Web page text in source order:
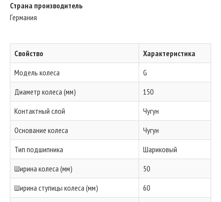
Страна производитель
Германия
Свойство
Характеристика
Модель колеса
G
Диаметр колеса (мм)
150
Контактный слой
Чугун
Основание колеса
Чугун
Тип подшипника
Шариковый
Ширина колеса (мм)
50
Ширина ступицы колеса (мм)
60